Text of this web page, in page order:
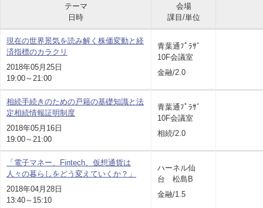
テーマ
日時
会場
課目/単位
現在の世界景気を読み解く株価変動と経
済指標のカラクリ
2018年05月25日
19:00～21:00
青葉通ﾌﾟﾗｻﾞ
10F会議室
金融/2.0
相続手続きのための戸籍の基礎知識と法
定相続情報証明制度
2018年05月16日
19:00～21:00
青葉通ﾌﾟﾗｻﾞ
10F会議室
相続/2.0
「電子マネー、Fintech、仮想通貨は
人々の暮らしをどう変えていくか？」
2018年04月28日
13:40～15:10
ハーネル仙
台 松島B
金融/1.5